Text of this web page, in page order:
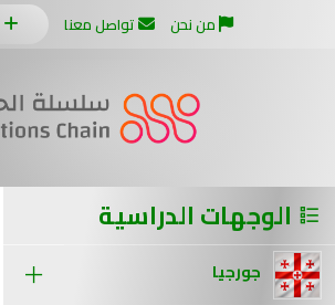
من نحن تواصل معنا
الوجهات الدراسية
جورجيا